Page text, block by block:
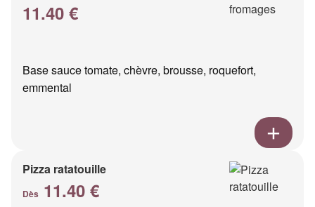
11.40 €
Base sauce tomate, chèvre, brousse, roquefort,
emmental
Pizza ratatouille
Dès 11.40 €